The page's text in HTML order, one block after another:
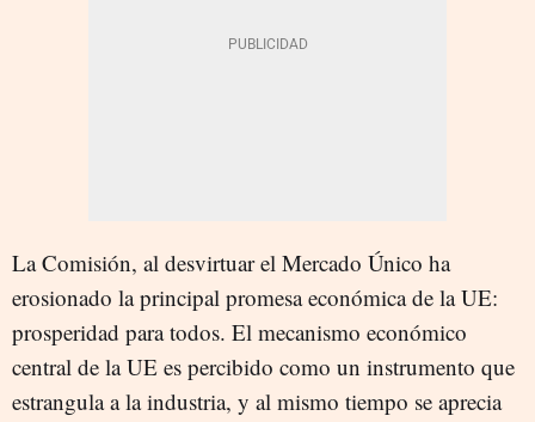
La Comisión, al desvirtuar el Mercado Único ha
erosionado la principal promesa económica de la UE:
prosperidad para todos. El mecanismo económico
central de la UE es percibido como un instrumento que
estrangula a la industria, y al mismo tiempo se aprecia